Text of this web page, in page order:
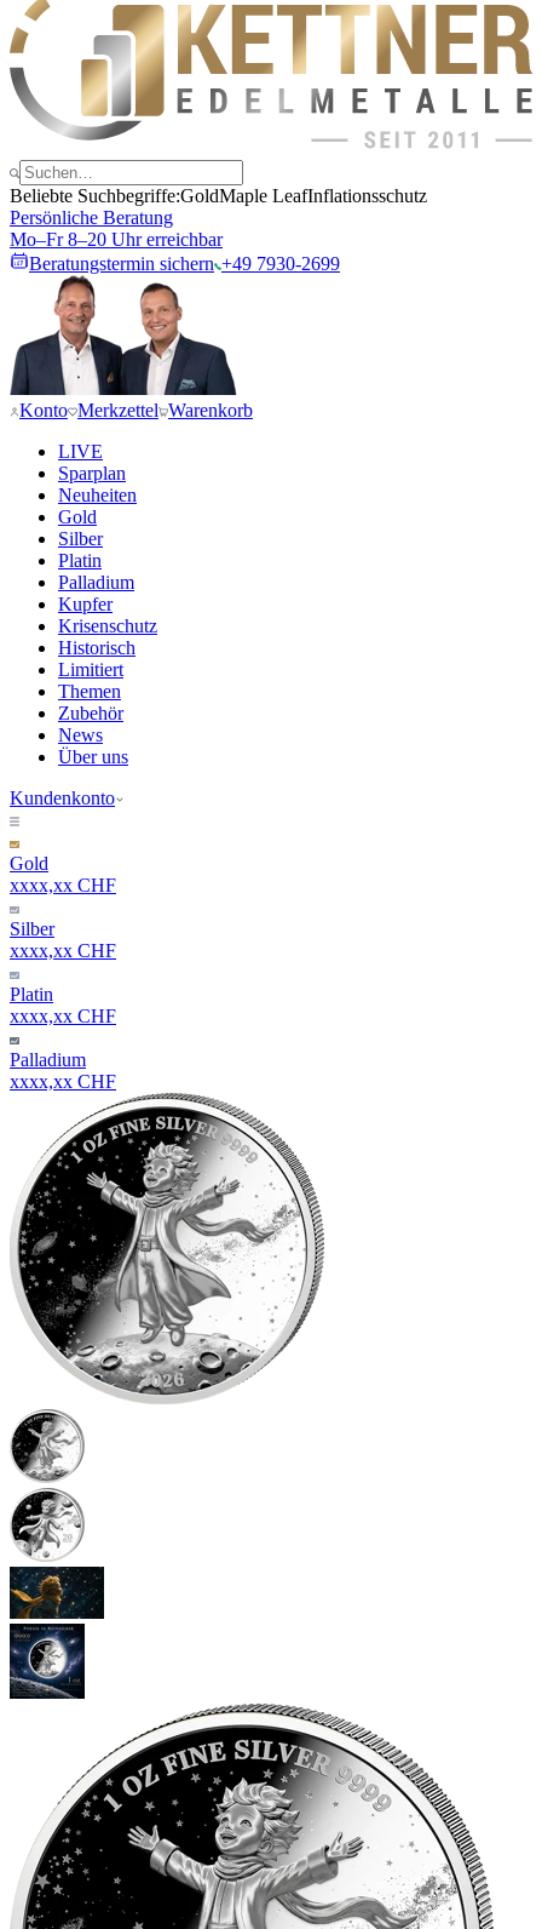
Beliebte Suchbegriffe:GoldMaple LeafInflationsschutz
Persönliche Beratung
Mo–Fr 8–20 Uhr erreichbar
Beratungstermin sichern +49 7930-2699
Konto Merkzettel Warenkorb
LIVE
Sparplan
Neuheiten
Gold
Silber
Platin
Palladium
Kupfer
Krisenschutz
Historisch
Limitiert
Themen
Zubehör
News
Über uns
Kundenkonto
Gold
xxxx,xx CHF
Silber
xxxx,xx CHF
Platin
xxxx,xx CHF
Palladium
xxxx,xx CHF